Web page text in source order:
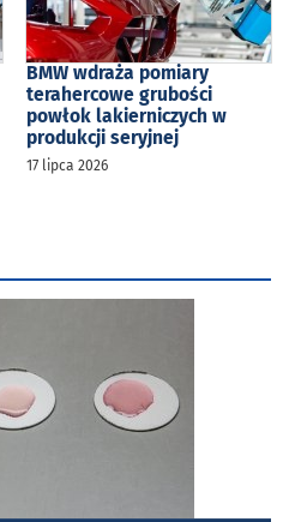
BMW wdraża pomiary
terahercowe grubości
powłok lakierniczych w
produkcji seryjnej
17 lipca 2026